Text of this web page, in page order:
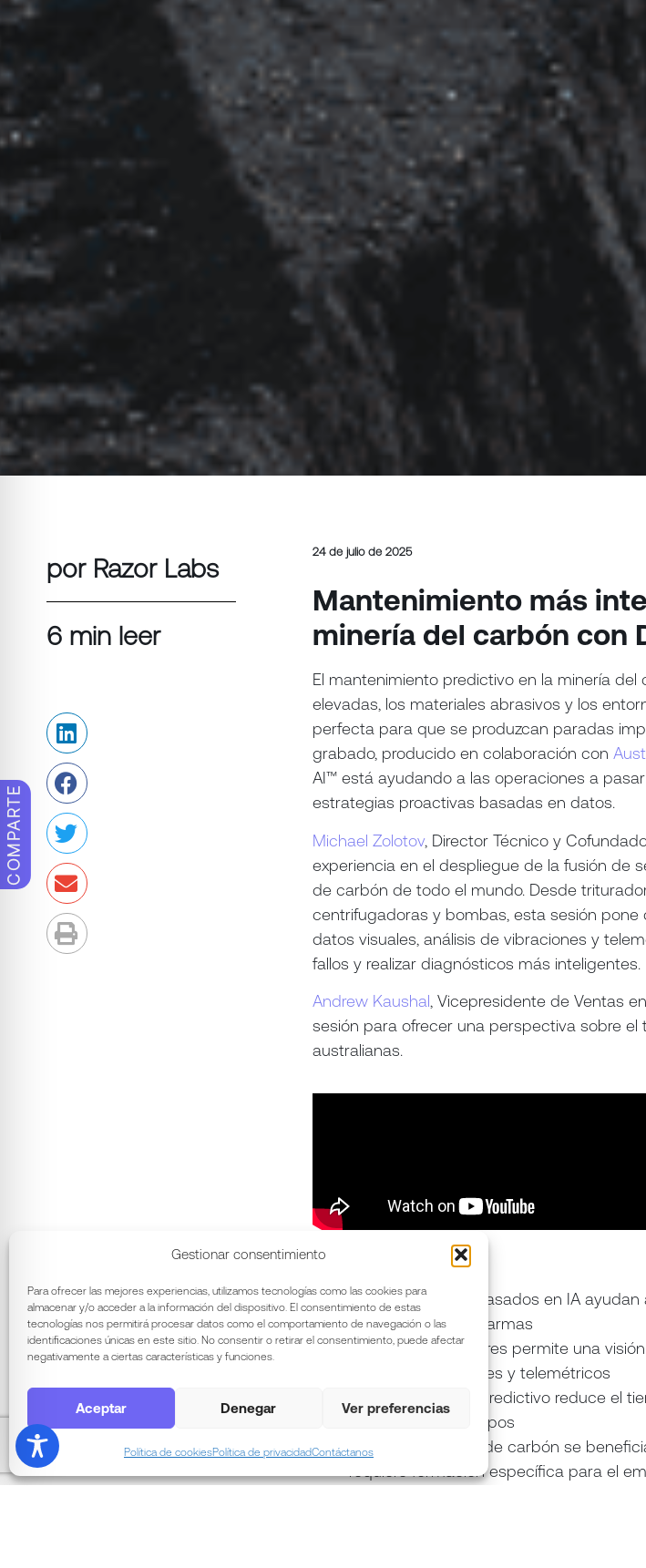
Gestionar consentimiento
Para ofrecer las mejores experiencias, utilizamos tecnologías como las cookies para
almacenar y/o acceder a la información del dispositivo. El consentimiento de estas
tecnologías nos permitirá procesar datos como el comportamiento de navegación o las
identificaciones únicas en este sitio. No consentir o retirar el consentimiento, puede afectar
negativamente a ciertas características y funciones.
Aceptar Denegar Ver preferencias
Política de cookiesPolítica de privacidadContáctanos
por Razor Labs
6 min leer
COMPARTE
24 de julio de 2025
Mantenimiento más
minería del carbón con
El mantenimiento predictivo en la minería
elevadas, los materiales abrasivos y los
perfecta para que se produzcan paradas
grabado, producido en colaboración con
AI™ está ayudando a las operaciones a
estrategias proactivas basadas en datos.
Michael Zolotov, Director Técnico y
experiencia en el despliegue de la fusión de
de carbón de todo el mundo. Desde
centrifugadoras y bombas, esta sesión
datos visuales, análisis de vibraciones y
fallos y realizar diagnósticos más inteligentes.
Andrew Kaushal, Vicepresidente de Ventas
sesión para ofrecer una perspectiva sobre el
australianas.
Puntos clave:
Los diagnósticos basados en IA
reducir las falsas alarmas
La fusión de sensores permite una
de vibración, visuales y telemétricos
El mantenimiento predictivo reduce el
vida útil de los equipos
Las explotaciones de carbón se
requiere formación específica para el